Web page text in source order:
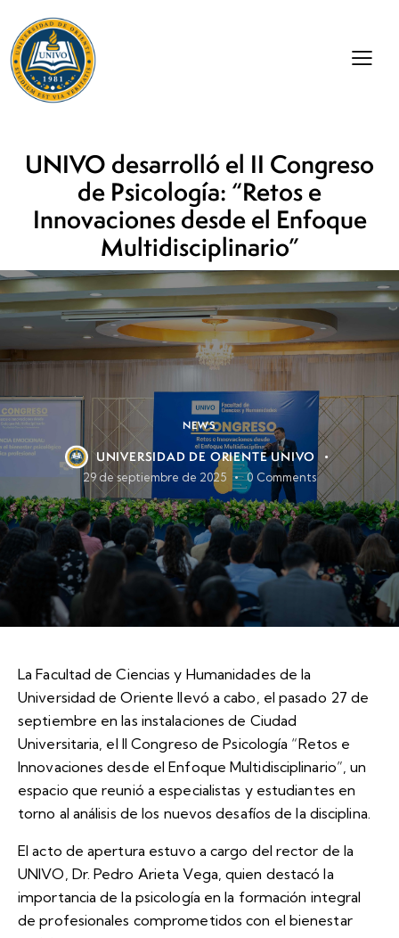
UNIVO desarrolló el II Congreso
de Psicología: “Retos e
Innovaciones desde el Enfoque
Multidisciplinario”
NEWS
UNIVERSIDAD DE ORIENTE UNIVO
29 de septiembre de 2025 0 Comments
La Facultad de Ciencias y Humanidades de la
Universidad de Oriente llevó a cabo, el pasado 27 de
septiembre en las instalaciones de Ciudad
Universitaria, el II Congreso de Psicología “Retos e
Innovaciones desde el Enfoque Multidisciplinario”, un
espacio que reunió a especialistas y estudiantes en
torno al análisis de los nuevos desafíos de la disciplina.
El acto de apertura estuvo a cargo del rector de la
UNIVO, Dr. Pedro Arieta Vega, quien destacó la
importancia de la psicología en la formación integral
de profesionales comprometidos con el bienestar